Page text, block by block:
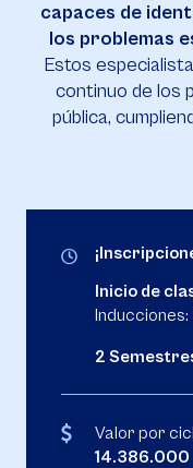
capaces de
los problemas
Estos
continuo de los
pública,
Inicio de
2
Valor por
14.386.000